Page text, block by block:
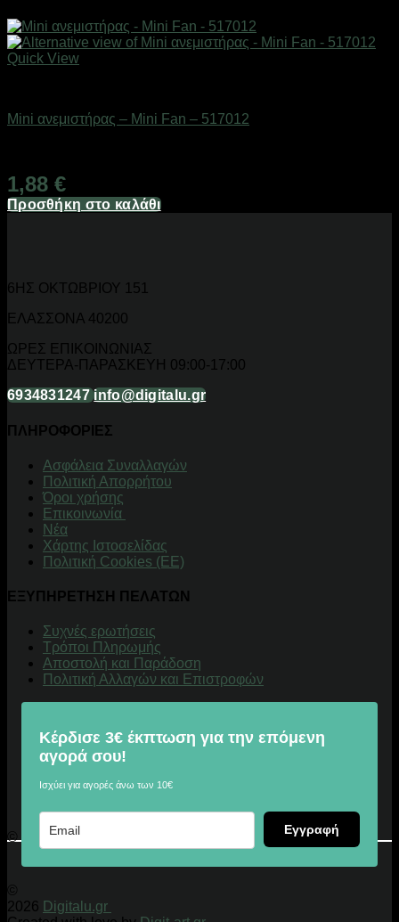
Quick View
Mini ανεμιστήρας – Mini Fan – 517012
1,88 €
Προσθήκη στο καλάθι
6ΗΣ ΟΚΤΩΒΡΙΟΥ 151
ΕΛΑΣΣΟΝΑ 40200
ΩΡΕΣ ΕΠΙΚΟΙΝΩΝΙΑΣ
ΔΕΥΤΕΡΑ-ΠΑΡΑΣΚΕΥΗ 09:00-17:00
6934831247 info@digitalu.gr
ΠΛΗΡΟΦΟΡΙΕΣ
Aσφάλεια Συναλλαγών
Πολιτική Απορρήτου
Όροι χρήσης
Επικοινωνία
Νέα
Χάρτης Ιστοσελίδας
Πολιτική Cookies (ΕΕ)
ΕΞΥΠΗΡΕΤΗΣΗ ΠΕΛΑΤΩΝ
Συχνές ερωτήσεις
Τρόποι Πληρωμής
Αποστολή και Παράδοση
Πολιτική Αλλαγών και Επιστροφών
Κέρδισε 3€ έκπτωση για την επόμενη
αγορά σου!
Ισχύει για αγορές άνω των 10€
Εγγραφή
© 2026 Digitalu.gr
©
2026 Digitalu.gr